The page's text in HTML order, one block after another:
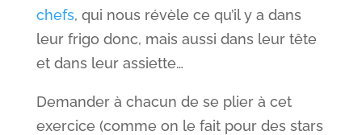
chefs, qui nous révèle ce qu’il y a dans
leur frigo donc, mais aussi dans leur tête
et dans leur assiette…
Demander à chacun de se plier à cet
exercice (comme on le fait pour des stars